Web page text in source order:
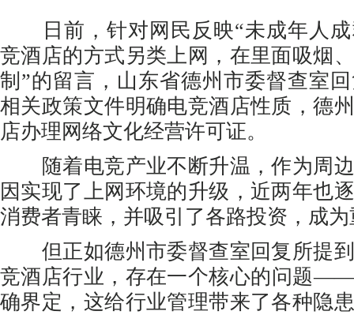
日前，针对网民反映“未成年人成
竞酒店的方式另类上网，在里面吸烟
制”的留言，山东省德州市委督查室
相关政策文件明确电竞酒店性质，德
店办理网络文化经营许可证。
随着电竞产业不断升温，作为周边
因实现了上网环境的升级，近两年也
消费者青睐，并吸引了各路投资，成
但正如德州市委督查室回复所提到
竞酒店行业，存在一个核心的问题
确界定，这给行业管理带来了各种隐